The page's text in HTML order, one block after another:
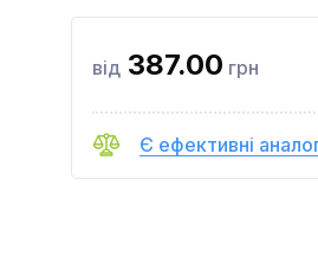
від 387.00 грн
Є ефективні